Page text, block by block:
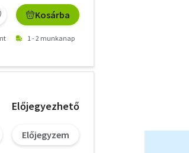
Kosárba
1 - 2 munkanap
Előjegyezhető
Előjegyzem